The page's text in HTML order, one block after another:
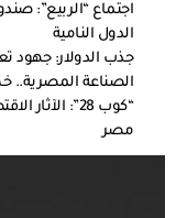
اجتماع “الربيع”:
الدول النامية
جذب الدولار: جهود
الصناعة المصرية..
“كوب 28”:
مصر